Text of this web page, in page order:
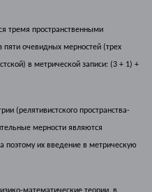
тремя пространственными
пяти очевидных мерностей (трех
в метрической записи: (3 + 1) +
(релятивистского пространства-
мерности являются
поэтому их введение в метрическую